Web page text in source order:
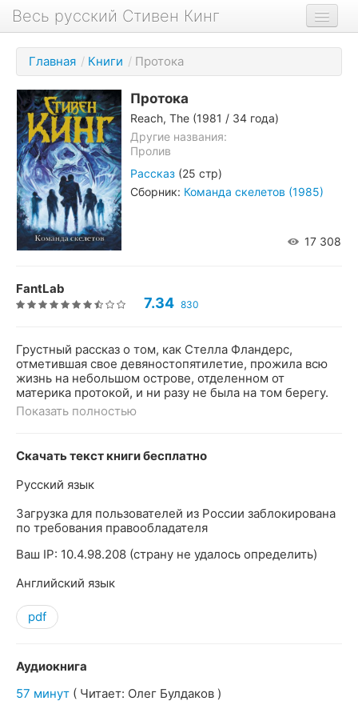
Весь русский Стивен Кинг
Книги
Фильмы
Аудиокниги
Новости сайта
Новости Кинга
Биография
О проекте
Главная / Книги / Протока
Протока
Reach, The (1981 / 34 года)
Другие названия:
Пролив
Рассказ (25 стр)
Сборник: Команда скелетов (1985)
17 308
FantLab
7.34 830
Грустный рассказ о том, как Стелла Фландерс,
отметившая свое девяностопятилетие, прожила всю
жизнь на небольшом острове, отделенном от
материка протокой, и ни разу не была на том берегу.
Показать полностью
Скачать текст книги бесплатно
Русский язык
Загрузка для пользователей из России заблокирована
по требования правообладателя
Ваш IP: 10.4.98.208 (страну не удалось определить)
Английский язык
pdf
Аудиокнига
57 минут ( Читает: Олег Булдаков )